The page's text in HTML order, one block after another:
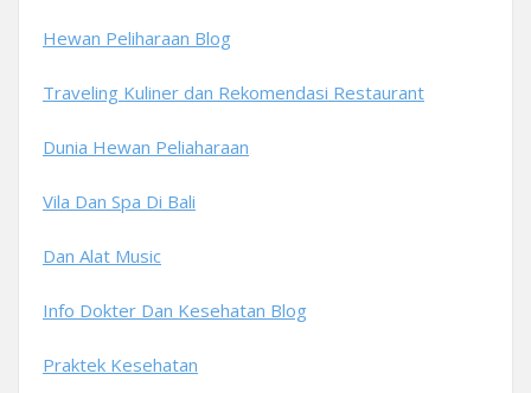
Hewan Peliharaan Blog
Traveling Kuliner dan Rekomendasi Restaurant
Dunia Hewan Peliaharaan
Vila Dan Spa Di Bali
Dan Alat Music
Info Dokter Dan Kesehatan Blog
Praktek Kesehatan